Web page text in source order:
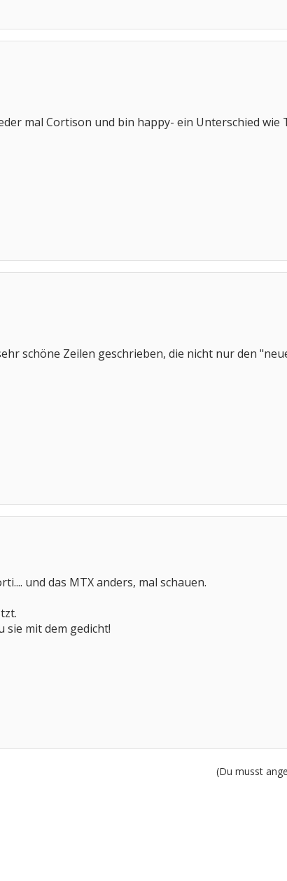
mal Cortison und bin happy- ein Unterschied wie
schöne Zeilen geschrieben, die nicht nur den
und das MTX anders, mal schauen.
sie mit dem gedicht!
(Du musst